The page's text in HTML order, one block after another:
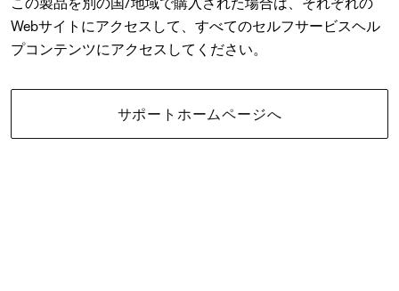
Webサイトにアクセスして、すべてのセルフサービスヘル
プコンテンツにアクセスしてください。
サポートホームページへ